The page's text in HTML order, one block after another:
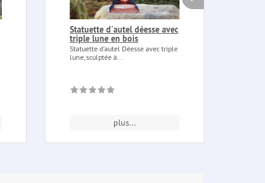
Statuette d´autel déesse avec
triple lune en bois
Statuette d'autel Déesse avec triple
lune, sculptée à...
plus...